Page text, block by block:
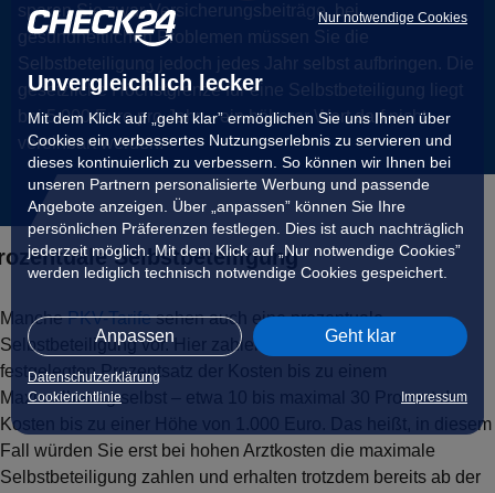
Nur notwendige Cookies
Unvergleichlich lecker
Mit dem Klick auf „geht klar” ermöglichen Sie uns Ihnen über
Cookies ein verbessertes Nutzungserlebnis zu servieren und
dieses kontinuierlich zu verbessern. So können wir Ihnen bei
unseren Partnern personalisierte Werbung und passende
Angebote anzeigen. Über „anpassen” können Sie Ihre
persönlichen Präferenzen festlegen. Dies ist auch nachträglich
jederzeit möglich. Mit dem Klick auf „Nur notwendige Cookies”
werden lediglich technisch notwendige Cookies gespeichert.
Anpassen Geht klar
Datenschutzerklärung
Cookierichtlinie
Impressum
sparen Sie zwar Versicherungsbeiträge, bei
gesundheitlichen Problemen müssen Sie die
Selbstbeteiligung jedoch jedes Jahr selbst aufbringen. Die
gesetzliche Höchstgrenze für eine Selbstbeteiligung liegt
bei 5.000 Euro pro Jahr – ein höherer Wert darf nicht
vereinbart werden.
Selbstbeteiligung
Manche PKV-Tarife sehen auch eine prozentuale
Selbstbeteiligung vor. Hier zahlen Sie jährlich einen
festgelegten Prozentsatz der Kosten bis zu einem
Maximalbetrag selbst – etwa 10 bis maximal 30
Prozent der
Kosten bis zu einer Höhe von 1.000
Euro. Das heißt, in diesem
Fall würden Sie erst bei hohen Arztkosten die maximale
Selbstbeteiligung zahlen und erhalten trotzdem bereits ab der